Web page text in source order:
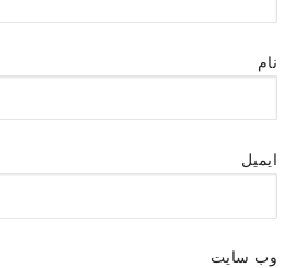
نام
ایمیل
وب‌ سایت